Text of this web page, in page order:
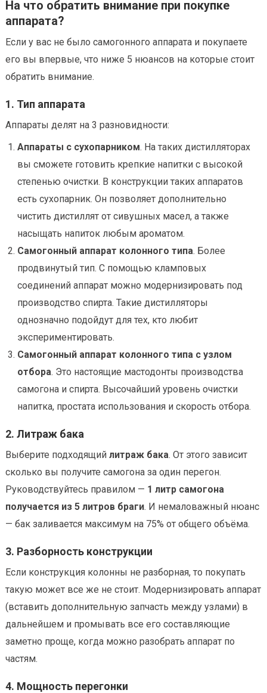
На что обратить внимание при покупке
аппарата?
Если у вас не было самогонного аппарата и покупаете
его вы впервые, что ниже 5 нюансов на которые стоит
обратить внимание.
1. Тип аппарата
Аппараты делят на 3 разновидности:
Аппараты с сухопарником. На таких дистилляторах
вы сможете готовить крепкие напитки с высокой
степенью очистки. В конструкции таких аппаратов
есть сухопарник. Он позволяет дополнительно
чистить дистиллят от сивушных масел, а также
насыщать напиток любым ароматом.
Самогонный аппарат колонного типа. Более
продвинутый тип. С помощью кламповых
соединений аппарат можно модернизировать под
производство спирта. Такие дистилляторы
однозначно подойдут для тех, кто любит
экспериментировать.
Самогонный аппарат колонного типа с узлом
отбора. Это настоящие мастодонты производства
самогона и спирта. Высочайший уровень очистки
напитка, простата использования и скорость отбора.
2. Литраж бака
Выберите подходящий литраж бака. От этого зависит
сколько вы получите самогона за один перегон.
Руководствуйтесь правилом — 1 литр самогона
получается из 5 литров браги. И немаловажный нюанс
— бак заливается максимум на 75% от общего объёма.
3. Разборность конструкции
Если конструкция колонны не разборная, то покупать
такую может все же не стоит. Модернизировать аппарат
(вставить дополнительную запчасть между узлами) в
дальнейшем и промывать все его составляющие
заметно проще, когда можно разобрать аппарат по
частям.
4. Мощность перегонки